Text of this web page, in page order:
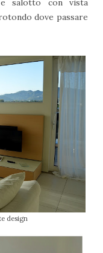
e salotto con vista
dove passare
design